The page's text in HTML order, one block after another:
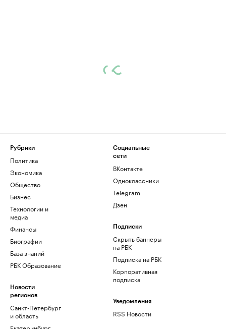
Рубрики
Политика
Экономика
Общество
Бизнес
Технологии и
медиа
Финансы
Биографии
База знаний
РБК Образование
Новости
регионов
Санкт-Петербург
и область
Социальные
сети
ВКонтакте
Одноклассники
Telegram
Дзен
Подписки
Скрыть баннеры
на РБК
Подписка на РБК
Корпоративная
подписка
Уведомления
RSS Новости